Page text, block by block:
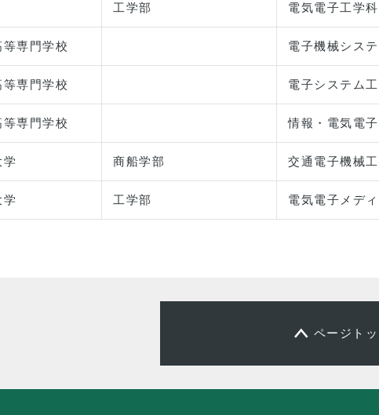
工学部 電気電子工学科
専門学校 電子機械シス
専門学校 電子システム
専門学校 情報・電気電
学 商船学部 交通電子機械
学 工学部 電気電子メデ
ページト